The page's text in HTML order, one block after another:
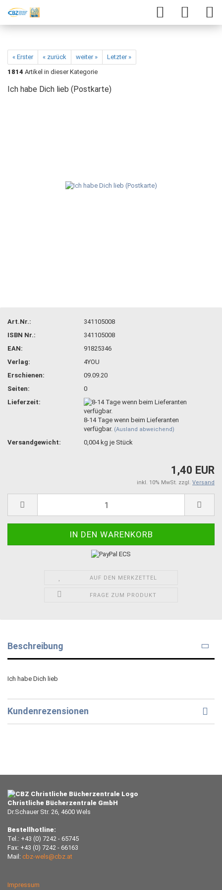
« Erster « zurück weiter »
Letzter »
1814 Artikel in dieser Kategorie
Ich habe Dich lieb (Postkarte)
Art.Nr.:
341105008
ISBN Nr.:
341105008
EAN:
91825346
Verlag:
4YOU
Erschienen:
09.09.20
Seiten:
0
Lieferzeit:
8-14 Tage wenn beim Lieferanten
verfügbar. (Ausland abweichend)
Versandgewicht: 0,004kg je Stück
1,40 EUR
inkl. 10% MwSt. zzgl. Versand
AUF DEN MERKZETTEL
FRAGE ZUM PRODUKT
Beschreibung
Ich habe Dich lieb
Kundenrezensionen
Christliche Bücherzentrale GmbH
Dr.Schauer Str. 26, 4600 Wels
Bestellhotline:
Tel.: +43 (0) 7242 - 65745
Fax: +43 (0) 7242 - 66163
Mail: cbz-wels@cbz.at
Impressum